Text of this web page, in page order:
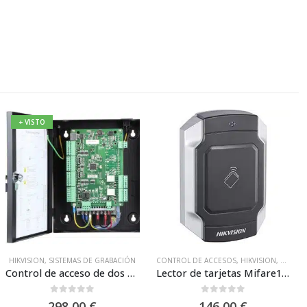
CCTV
+ VISTO
HIKVISION, SISTEMAS DE GRABACIÓN
Control de acceso de dos puertas y Almacenamiento Hikvision DS-K2802
CONTROL DE ACCESOS, HIKVISION,
Lector de tarjetas Mifare1 sin teclado antivandálico Hikvision DS-K1104M